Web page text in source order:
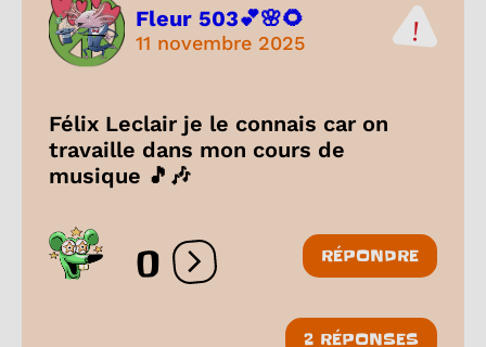
Fleur 503💕🌸🌻
11 novembre 2025
Félix Leclair je le connais car on
travaille dans mon cours de
musique 🎵🎶
0 Ouvrir les réactions
RÉPONDRE
2 RÉPONSES